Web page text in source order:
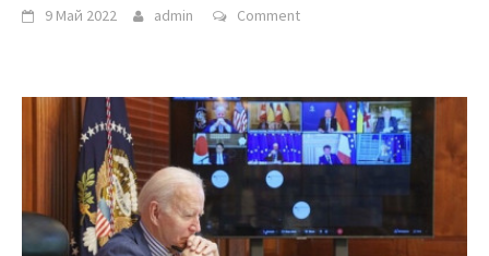
9 Май 2022 admin Comment